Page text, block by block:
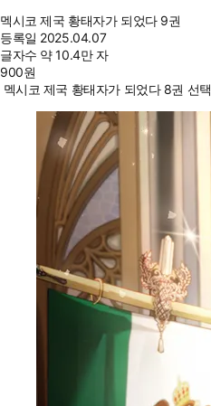
멕시코 제국 황태자가 되었다 9권
등록일 2025.04.07
글자수 약 10.4만 자
900원
멕시코 제국 황태자가 되었다 8권 선택